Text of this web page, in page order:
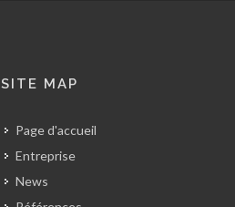
SITE MAP
Page d'accueil
Entreprise
News